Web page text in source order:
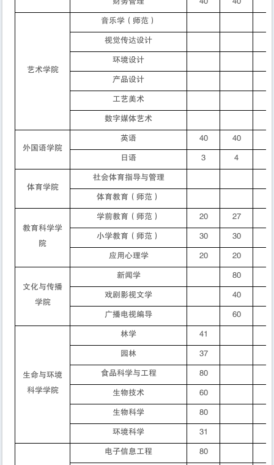
艺术学院
音乐学（师范）
视觉传达设计
环境设计
产品设计
工艺美术
数字媒体艺术
外国语学院
英语 40 40
日语 3 4
体育学院
社会体育指导与管理
体育教育 （师范）
教育科学学
院
学前教育 （师范） 20 27
小学教育 （师范） 30 30
应用心理学 20 20
文化与传播
学院
新闻学 80
戏剧影视文学 40
广播电视编导 60
生命与环境
科学学院
林学 41
园林 37
食品科学与工程 80
生物技术 60
生物科学 80
环境科学 31
电子信息工程 80